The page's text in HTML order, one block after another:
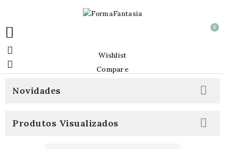
 0
 Wishlist
 Compare
Novidades 
Produtos Visualizados 